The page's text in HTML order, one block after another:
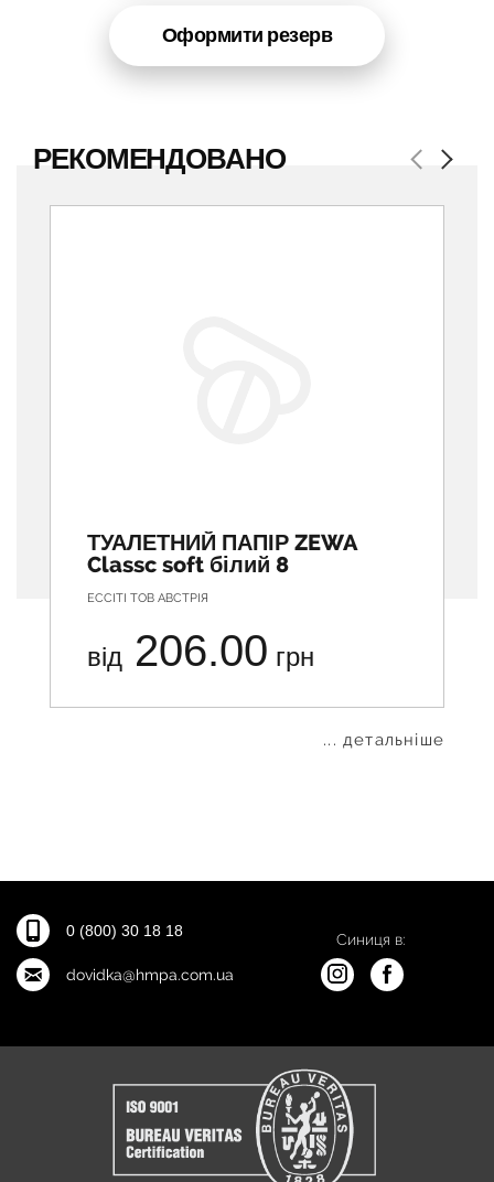
Оформити резерв
РЕКОМЕНДОВАНО Previous
ТУАЛЕТНИЙ ПАПІР ZEWA
Classc soft білий 8
ЕССІТІ ТОВ АВСТРІЯ
від 206.00 грн
... детальніше
Next
0 (800) 30 18 18
dovidka@hmpa.com.ua
Синиця в: